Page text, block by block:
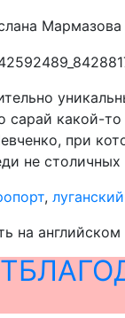
Мармазова
сарай какой-
при
не столичных
,
на английском